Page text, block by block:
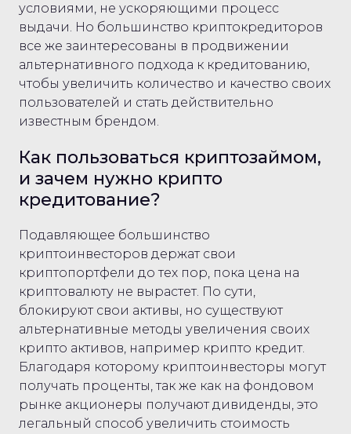
условиями, не ускоряющими процесс
выдачи. Но большинство криптокредиторов
все же заинтересованы в продвижении
альтернативного подхода к кредитованию,
чтобы увеличить количество и качество своих
пользователей и стать действительно
известным брендом.
Как пользоваться криптозаймом,
и зачем нужно крипто
кредитование?
Подавляющее большинство
криптоинвесторов держат свои
криптопортфели до тех пор, пока цена на
криптовалюту не вырастет. По сути,
блокируют свои активы, но существуют
альтернативные методы увеличения своих
крипто активов, например крипто кредит.
Благодаря которому криптоинвесторы могут
получать проценты, так же как на фондовом
рынке акционеры получают дивиденды, это
легальный способ увеличить стоимость